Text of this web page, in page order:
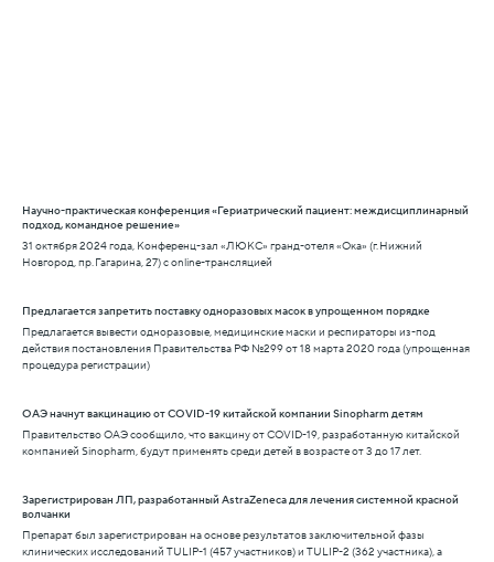
Научно-практическая конференция «Гериатрический пациент: междисциплинарный
подход, командное решение»
31 октября 2024 года, Конференц-зал «ЛЮКС» гранд-отеля «Ока» (г. Нижний
Новгород, пр. Гагарина, 27) с online-трансляцией
Предлагается запретить поставку одноразовых масок в упрощенном порядке
Предлагается вывести одноразовые, медицинские маски и респираторы из-под
действия постановления Правительства РФ №299 от 18 марта 2020 года (упрощенная
процедура регистрации)
ОАЭ начнут вакцинацию от COVID-19 китайской компании Sinopharm детям
Правительство ОАЭ сообщило, что вакцину от COVID-19, разработанную китайской
компанией Sinopharm, будут применять среди детей в возрасте от 3 до 17 лет.
Зарегистрирован ЛП, разработанный AstraZeneca для лечения системной красной
волчанки
Препарат был зарегистрирован на основе результатов заключительной фазы
клинических исследований TULIP-1 (457 участников) и TULIP-2 (362 участника), а